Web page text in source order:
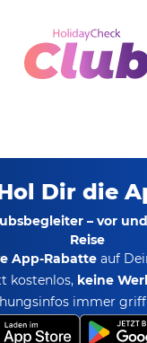
Dir die
– vor
Reise
App-Rabatte auf
kostenlos, keine
immer